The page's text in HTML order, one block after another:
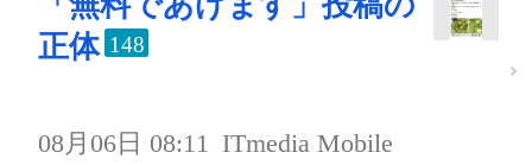
正体 148
08月06日 08:11 ITmedia Mobile